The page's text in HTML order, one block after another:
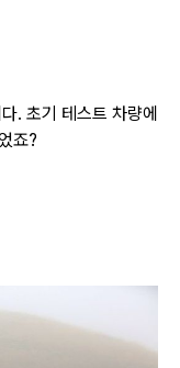
. 초기 테스트 차량에
죠?